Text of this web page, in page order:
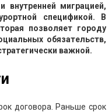
миграцией,
спецификой. В
позволяет городу
обязательств,
важной.
договора. Раньше срок